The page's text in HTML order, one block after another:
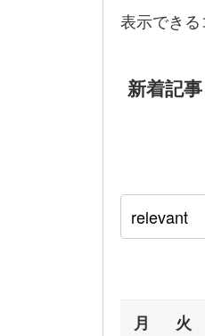
表示できる
新着記事
月
火